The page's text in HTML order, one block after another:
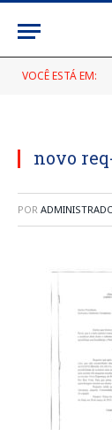
VOCÊ ESTÁ EM:
novo
POR